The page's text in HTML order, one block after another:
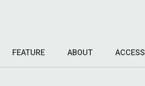
FEATURE ABOUT ACCESS